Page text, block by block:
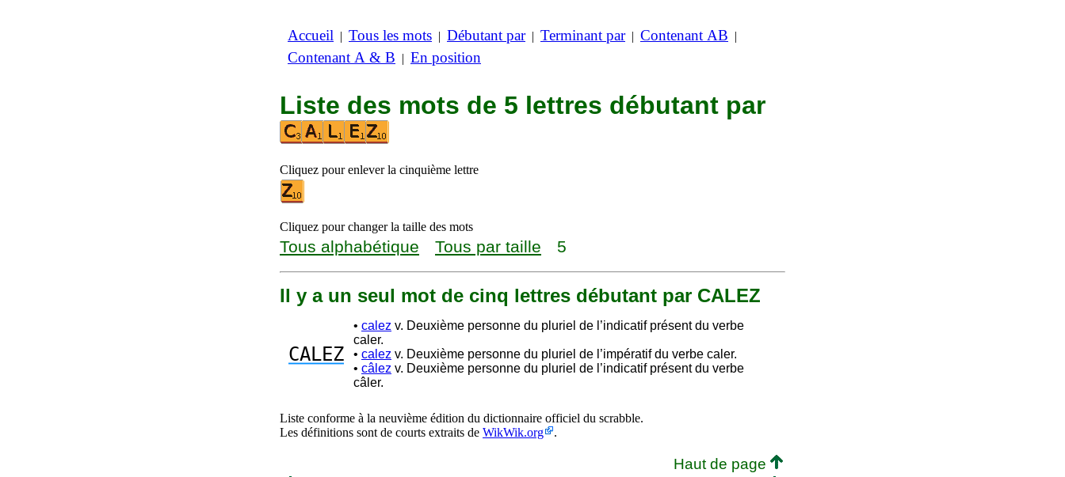
Accueil | Tous les mots | Débutant par| Terminant par| Contenant AB |
Contenant A & B | En position
Liste des mots de 5 lettres débutant par
Cliquez pour enlever la cinquième lettre
Cliquez pour changer la taille des mots
Tous alphabétique Tous par taille 5
Il y a un seul mot de cinq lettres débutant par CALEZ
CALEZ
• calez v. Deuxième personne du pluriel de l’indicatif présent du verbe
caler.
• calez v. Deuxième personne du pluriel de l’impératif du verbe caler.
• câlez v. Deuxième personne du pluriel de l’indicatif présent du verbe
câler.
Liste conforme à la neuvième édition du dictionnaire officiel du scrabble.
Les définitions sont de courts extraits de WikWik.org .
Haut de page